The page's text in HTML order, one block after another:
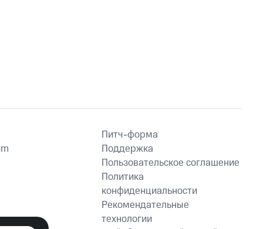
Питч-форма
Поддержка
Пользовательское соглашение
Политика
конфиденциальности
Рекомендательные
технологии